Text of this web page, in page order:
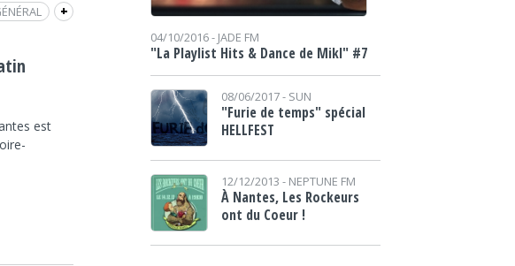
+
DE PRESSE
est
04/10/2016 - JADE FM
"La Playlist Hits & Dance de Mikl" #7
08/06/2017 - SUN
"Furie de temps" spécial
HELLFEST
12/12/2013 - NEPTUNE FM
À Nantes, Les Rockeurs
ont du Coeur !